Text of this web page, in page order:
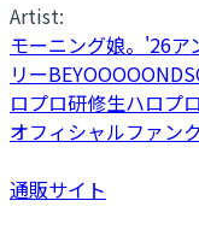
Artist:
モーニング娘。'26ア
リーBEYOOOOONDS
ロプロ研修生ハロプ
オフィシャルファン
通販サイト